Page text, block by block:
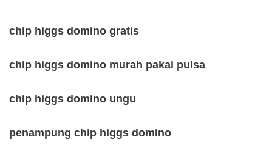
chip higgs domino gratis
chip higgs domino murah pakai pulsa
chip higgs domino ungu
penampung chip higgs domino